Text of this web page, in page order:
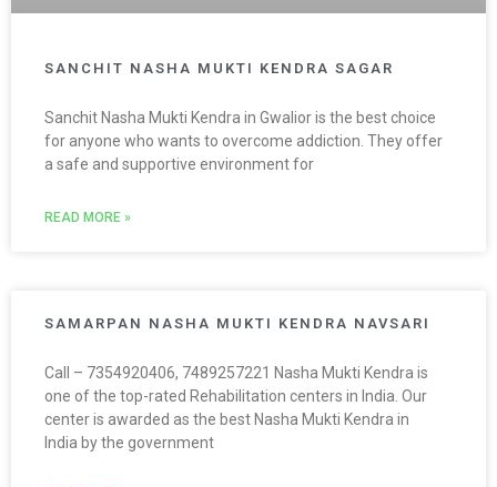
SANCHIT NASHA MUKTI KENDRA SAGAR
Sanchit Nasha Mukti Kendra in Gwalior is the best choice
for anyone who wants to overcome addiction. They offer
a safe and supportive environment for
READ MORE »
SAMARPAN NASHA MUKTI KENDRA NAVSARI
Call – 7354920406, 7489257221 Nasha Mukti Kendra is
one of the top-rated Rehabilitation centers in India. Our
center is awarded as the best Nasha Mukti Kendra in
India by the government